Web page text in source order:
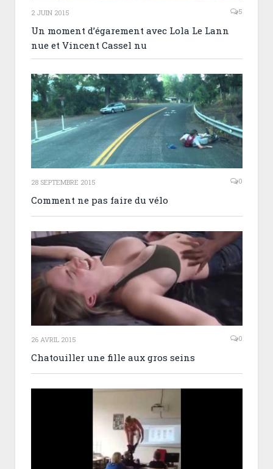
2 JUIN 2015 5
Un moment d’égarement avec Lola Le Lann
nue et Vincent Cassel nu
28 SEPTEMBRE 2015 0
Comment ne pas faire du vélo
26 AVRIL 2015 0
Chatouiller une fille aux gros seins